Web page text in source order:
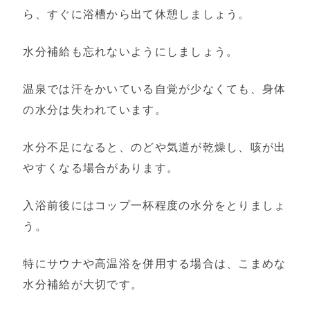
ら、すぐに浴槽から出て休憩しましょう。
水分補給も忘れないようにしましょう。
温泉では汗をかいている自覚が少なくても、身体
の水分は失われています。
水分不足になると、のどや気道が乾燥し、咳が出
やすくなる場合があります。
入浴前後にはコップ一杯程度の水分をとりましょ
う。
特にサウナや高温浴を併用する場合は、こまめな
水分補給が大切です。